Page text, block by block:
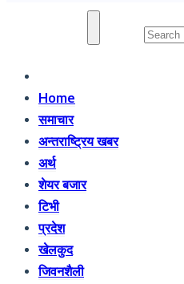
Home
समाचार
अन्तराष्ट्रिय खबर
अर्थ
शेयर बजार
टिभी
प्रदेश
खेलकुद
जिवनशैली